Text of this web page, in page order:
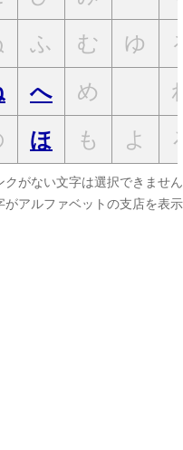
ふ む ゆ
へ め
ほ も よ
がない文字は選択できません
アルファベットの支店を表示